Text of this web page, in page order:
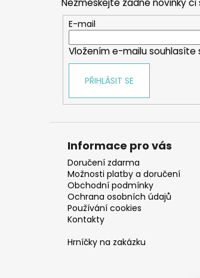
Nezmeškejte žádné novinky či
E-mail
Vložením e-mailu souhlasíte
PŘIHLÁSIT SE
Informace pro vás
Doručení zdarma
Možnosti platby a doručení
Obchodní podmínky
Ochrana osobních údajů
Používání cookies
Kontakty
Hrníčky na zakázku